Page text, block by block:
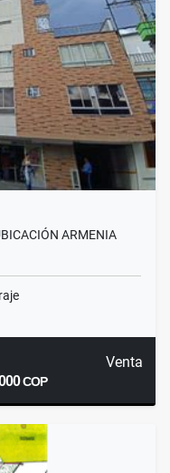
ARMENIA
Venta
COP